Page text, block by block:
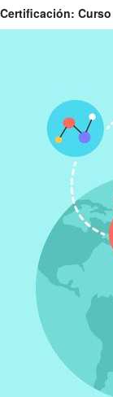
Certificación: